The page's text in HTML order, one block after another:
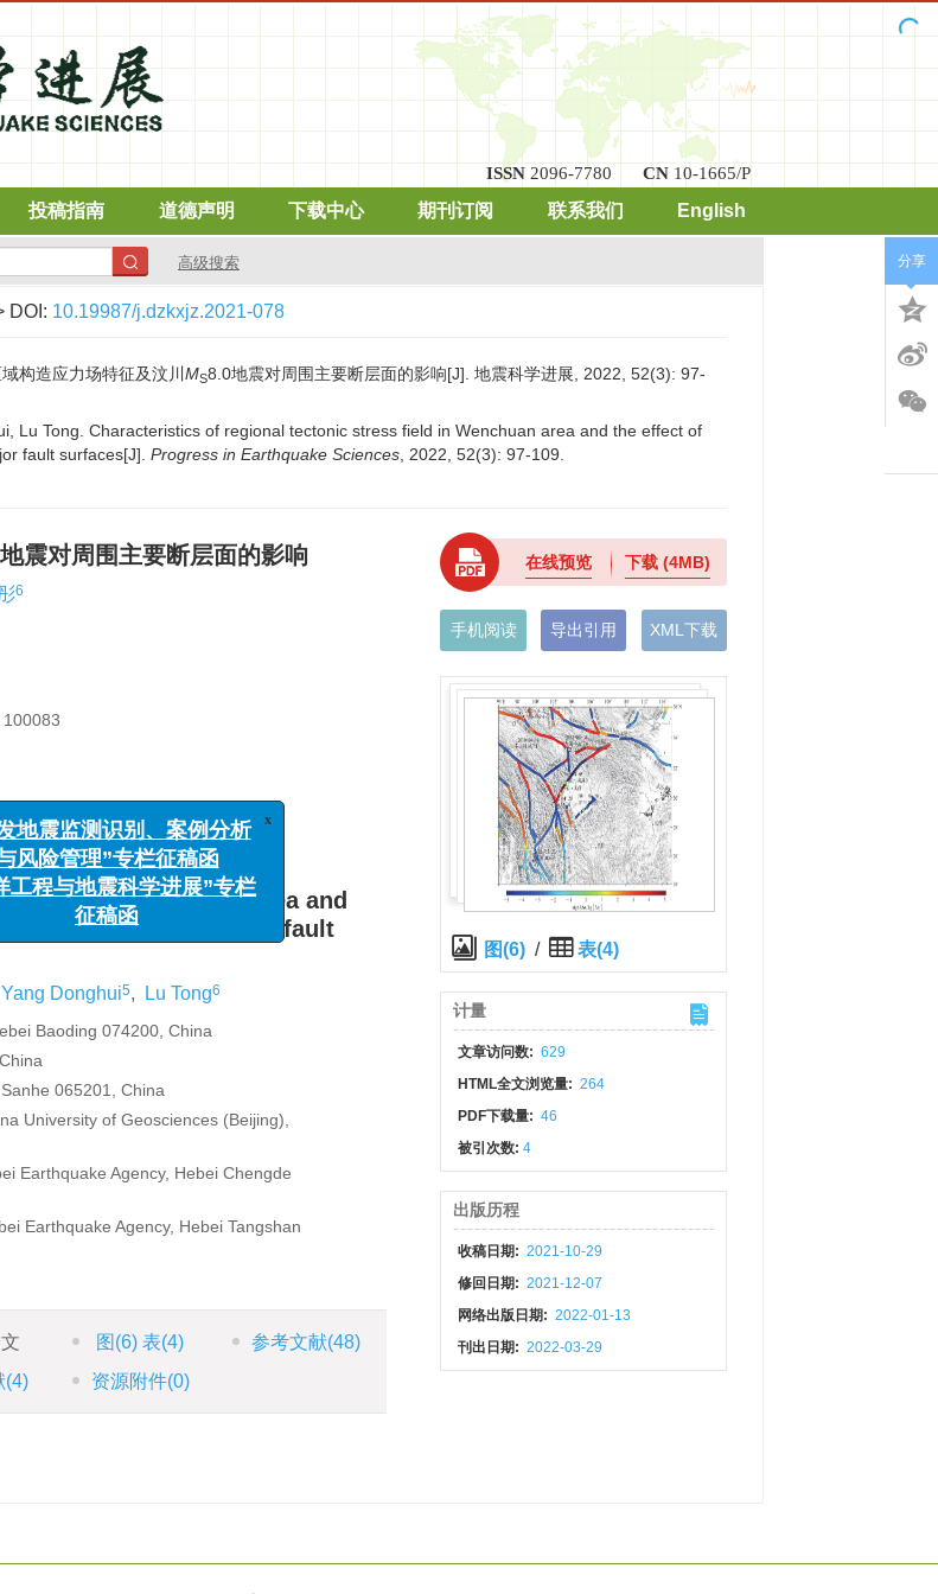
ISSN 2096-7780 CN 10-1665/P
投稿指南 道德声明 下载中心 期刊订阅 联系我们 English
高级搜索
DOI: 10.19987/j.dzkxjz.2021-078
构造应力场特征及汶川 MS8.0地震对周围主要断层面的影响[J]. 地震科学进展, 2022, 52(3): 97-
Lu Tong. Characteristics of regional tectonic stress field in Wenchuan area and the effect of
fault surfaces[J]. Progress in Earthquake Sciences , 2022, 52(3): 97-109.
震对周围主要断层面的影响
6
field in Wenchuan area and
on surrounding major fault
Yang Donghui5, Lu Tong6
Baoding 074200, China
065201, China
University of Geosciences (Beijing),
Earthquake Agency, Hebei Chengde
Earthquake Agency, Hebei Tangshan
图 (6)表(4) 参考文献(48)
(4) 资源附件(0)
在线预览 下载(4MB)
手机阅读 导出引用 XML下载
图(6) / 表(4)
计量
文章访问数: 629
HTML全文浏览量: 264
PDF下载量: 46
被引次数:4
出版历程
收稿日期: 2021-10-29
修回日期: 2021-12-07
网络出版日期: 2022-01-13
刊出日期: 2022-03-29
分享
x
震监测识别、案例分析
险管理”专栏征稿函
程与地震科学进展”专栏
征稿函